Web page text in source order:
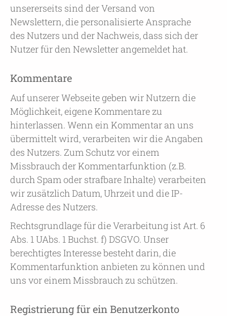
unsererseits sind der Versand von
Newslettern, die personalisierte Ansprache
des Nutzers und der Nachweis, dass sich der
Nutzer für den Newsletter angemeldet hat.
Kommentare
Auf unserer Webseite geben wir Nutzern die
Möglichkeit, eigene Kommentare zu
hinterlassen. Wenn ein Kommentar an uns
übermittelt wird, verarbeiten wir die Angaben
des Nutzers. Zum Schutz vor einem
Missbrauch der Kommentarfunktion (z.B.
durch Spam oder strafbare Inhalte) verarbeiten
wir zusätzlich Datum, Uhrzeit und die IP-
Adresse des Nutzers.
Rechtsgrundlage für die Verarbeitung ist Art. 6
Abs. 1 UAbs. 1 Buchst. f) DSGVO. Unser
berechtigtes Interesse besteht darin, die
Kommentarfunktion anbieten zu können und
uns vor einem Missbrauch zu schützen.
Registrierung für ein Benutzerkonto